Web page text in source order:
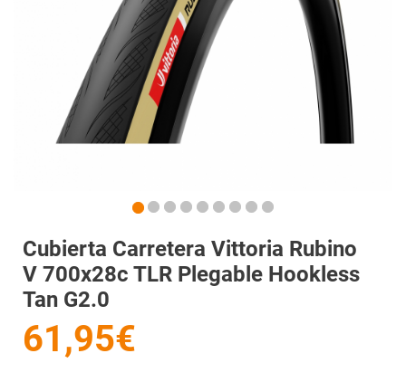
Cubierta Carretera Vittoria Rubino
V 700x28c TLR Plegable Hookless
Tan G2.0
61,95€